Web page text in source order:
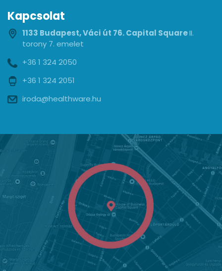
Kapcsolat
1133 Budapest, Váci út 76. Capital SquareII.
torony 7. emelet
+36 1 324 2050
+36 1 324 2051
iroda@healthware.hu